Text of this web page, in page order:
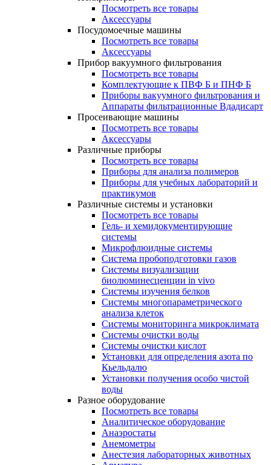
Посмотреть все товары
Аксессуары
Посудомоечные машины
Посмотреть все товары
Аксессуары
Прибор вакуумного фильтрования
Посмотреть все товары
Комплектующие к ПВФ Б и ПНФ Б
Приборы вакуумного фильтрования и
Аппараты фильтрационные Вдадисарт
Просеивающие машины
Посмотреть все товары
Аксессуары
Различные приборы
Посмотреть все товары
Приборы для анализа полимеров
Приборы для учебных лабораторий и
практикумов
Различные системы и установки
Посмотреть все товары
Гель- и хемидокументирующие
системы
Микрофлюидные системы
Система пробоподготовки газов
Системы визуализации
биолюминесценции in vivo
Системы изучения белков
Системы многопараметрического
анализа клеток
Системы мониторинга микроклимата
Системы очистки воды
Системы очистки кислот
Установки для определения азота по
Кьельдалю
Установки получения особо чистой
воды
Разное оборудование
Посмотреть все товары
Аналитическое оборудование
Анаэростаты
Анемометры
Анестезия лабораторных животных